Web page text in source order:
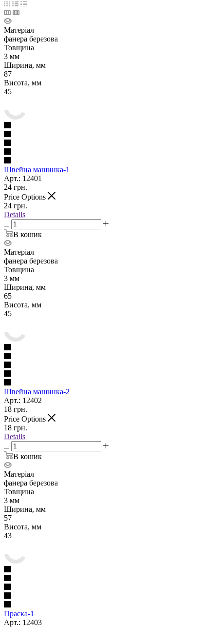
Матеріал
фанера березова
Товщина
3 мм
Ширина, мм
87
Висота, мм
45
Швейна машинка-1
Арт.: 12401
24 грн.
Price Options
24 грн.
Details
В кошик
Матеріал
фанера березова
Товщина
3 мм
Ширина, мм
65
Висота, мм
45
Швейна машинка-2
Арт.: 12402
18 грн.
Price Options
18 грн.
Details
В кошик
Матеріал
фанера березова
Товщина
3 мм
Ширина, мм
57
Висота, мм
43
Праска-1
Арт.: 12403